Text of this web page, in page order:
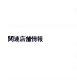
関連店舗情報